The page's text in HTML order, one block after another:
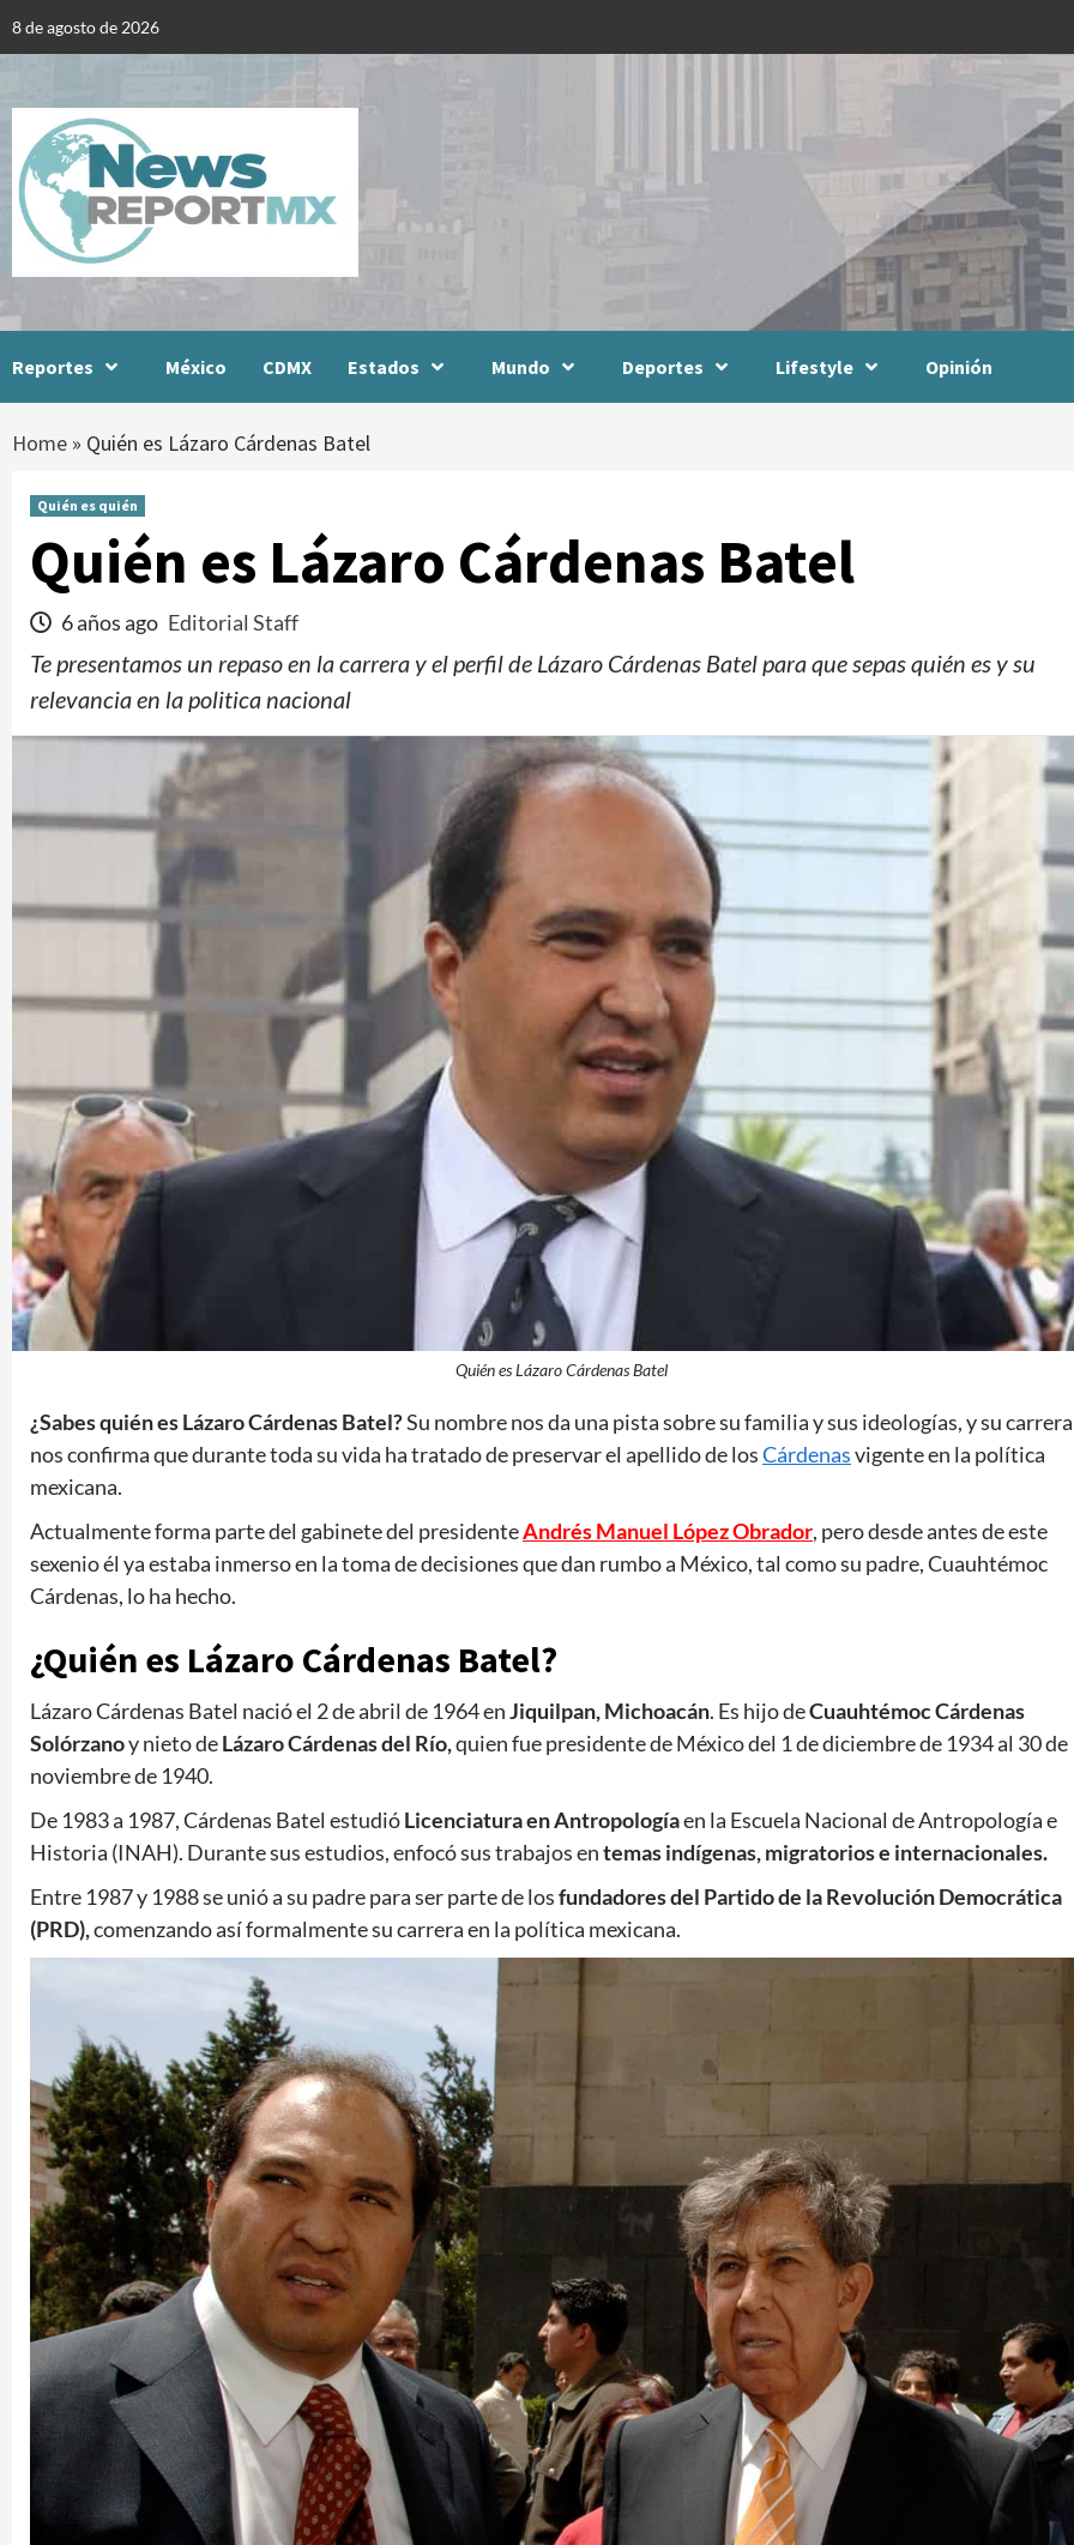
8 de agosto de 2026
Reportes México CDMX Estados Mundo Deportes Lifestyle Opinión
Home » Quién es Lázaro Cárdenas Batel
Quién es quién
Quién es Lázaro Cárdenas Batel
6 años ago Editorial Staff
Te presentamos un repaso en la carrera y el perfil de Lázaro Cárdenas Batel para que sepas quién es y su
relevancia en la politica nacional
Quién es Lázaro Cárdenas Batel
¿Sabes quién es Lázaro Cárdenas Batel?Su nombre nos da una pista sobre su familia y sus ideologías, y su carrera
nos confirma que durante toda su vida ha tratado de preservar el apellido de losCárdenasvigente en la política
mexicana.
Actualmente forma parte del gabinete del presidenteAndrés Manuel López Obrador, pero desde antes de este
sexenio él ya estaba inmerso en la toma de decisiones que dan rumbo a México, tal como su padre, Cuauhtémoc
Cárdenas, lo ha hecho.
¿Quién es Lázaro Cárdenas Batel?
Lázaro Cárdenas Batel nació el 2 de abril de 1964 enJiquilpan, Michoacán. Es hijo deCuauhtémoc Cárdenas
Solórzanoy nieto deLázaro Cárdenas del Río,quien fue presidente de México del 1 de diciembre de 1934 al 30 de
noviembre de 1940.
De 1983 a 1987, Cárdenas Batel estudióLicenciatura en Antropologíaen la Escuela Nacional de Antropología e
Historia (INAH). Durante sus estudios, enfocó sus trabajos entemas indígenas, migratorios e internacionales.
Entre 1987 y 1988 se unió a su padre para ser parte de losfundadores del Partido de la Revolución Democrática
(PRD),comenzando así formalmente su carrera en la política mexicana.
Manifestaciones
Manifestaciones hoy en CDMX 7 de agosto del
2026
1 día ago